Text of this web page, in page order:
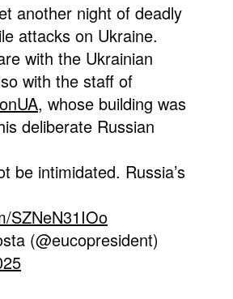
another night of deadly
attacks on Ukraine.
with the Ukrainian
with the staff of
, whose building was
deliberate Russian
be intimidated. Russia’s
SZNeN31IOo
(@eucopresident)